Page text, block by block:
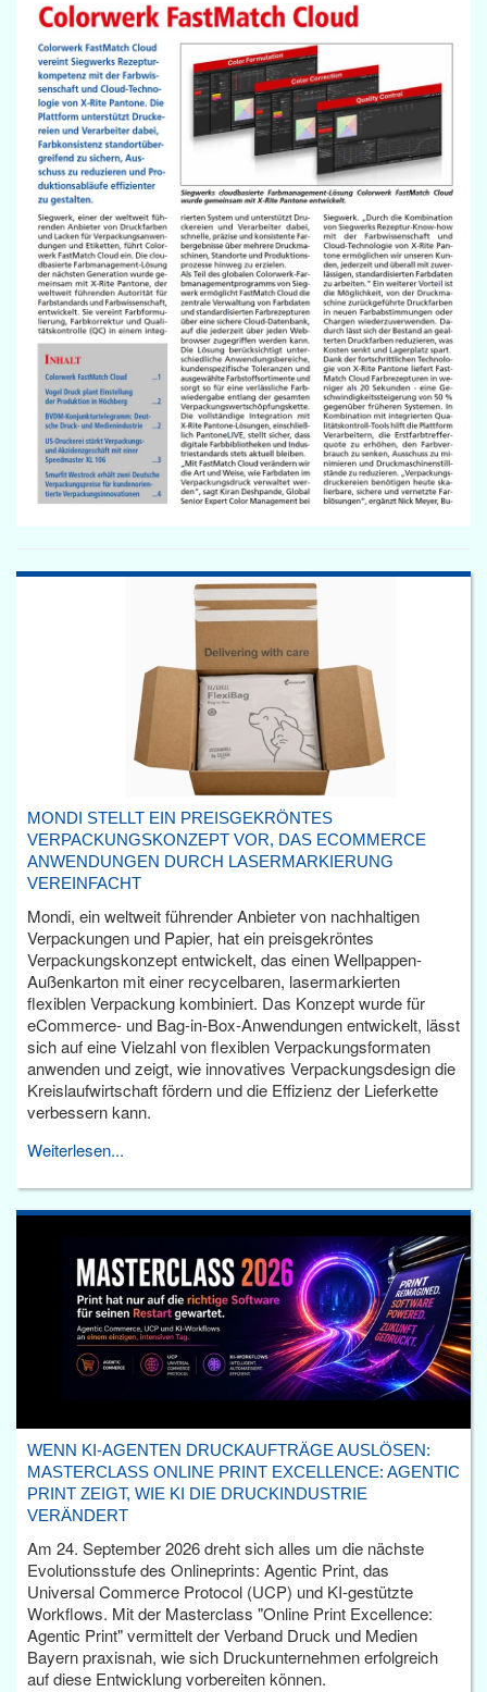
MONDI STELLT EIN PREISGEKRÖNTES
VERPACKUNGSKONZEPT VOR, DAS ECOMMERCE
ANWENDUNGEN DURCH LASERMARKIERUNG
VEREINFACHT
Mondi, ein weltweit führender Anbieter von nachhaltigen
Verpackungen und Papier, hat ein preisgekröntes
Verpackungskonzept entwickelt, das einen Wellpappen-
Außenkarton mit einer recycelbaren, lasermarkierten
flexiblen Verpackung kombiniert. Das Konzept wurde für
eCommerce- und Bag-in-Box-Anwendungen entwickelt, lässt
sich auf eine Vielzahl von flexiblen Verpackungsformaten
anwenden und zeigt, wie innovatives Verpackungsdesign die
Kreislaufwirtschaft fördern und die Effizienz der Lieferkette
verbessern kann.
Weiterlesen...
WENN KI-AGENTEN DRUCKAUFTRÄGE AUSLÖSEN:
MASTERCLASS ONLINE PRINT EXCELLENCE: AGENTIC
PRINT ZEIGT, WIE KI DIE DRUCKINDUSTRIE
VERÄNDERT
Am 24. September 2026 dreht sich alles um die nächste
Evolutionsstufe des Onlineprints: Agentic Print, das
Universal Commerce Protocol (UCP) und KI-gestützte
Workflows. Mit der Masterclass "Online Print Excellence:
Agentic Print" vermittelt der Verband Druck und Medien
Bayern praxisnah, wie sich Druckunternehmen erfolgreich
auf diese Entwicklung vorbereiten können.